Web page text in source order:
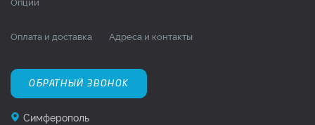
Оплата и доставка Адреса и контакты
ОБРАТНЫЙ ЗВОНОК
Симферополь